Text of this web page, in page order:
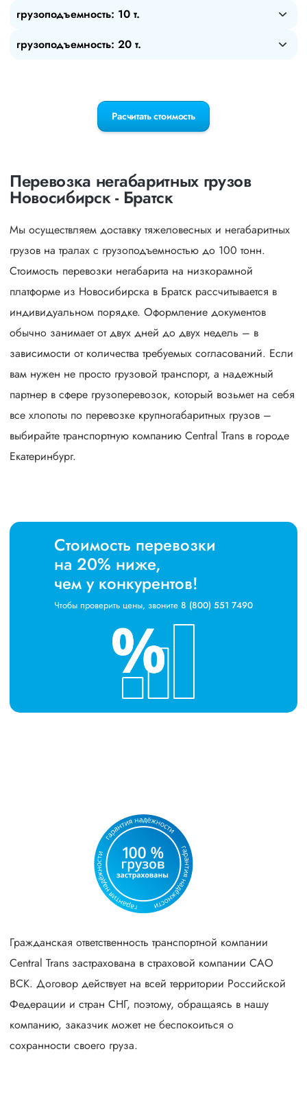
грузоподъемность: 10 т.
грузоподъемность: 20 т.
Расчитать стоимость
Перевозка негабаритных грузов
Новосибирск - Братск
Мы осуществляем доставку тяжеловесных и негабаритных
грузов на тралах с грузоподъемностью до 100 тонн.
Стоимость перевозки негабарита на низкорамной
платформе из Новосибирска в Братск рассчитывается в
индивидуальном порядке. Оформление документов
обычно занимает от двух дней до двух недель – в
зависимости от количества требуемых согласований. Если
вам нужен не просто грузовой транспорт, а надежный
партнер в сфере грузоперевозок, который возьмет на себя
все хлопоты по перевозке крупногабаритных грузов –
выбирайте транспортную компанию Central Trans в городе
Екатеринбург.
Стоимость перевозки
на 20% ниже,
чем у конкурентов!
Чтобы проверить цены, звоните 8 (800) 551 7490
Гражданская ответственность транспортной компании
Central Trans застрахована в страховой компании САО
ВСК. Договор действует на всей территории Российской
Федерации и стран СНГ, поэтому, обращаясь в нашу
компанию, заказчик может не беспокоиться о
сохранности своего груза.